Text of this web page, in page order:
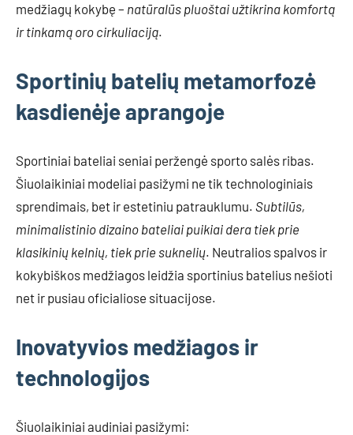
medžiagų kokybę – natūralūs pluoštai užtikrina komfortą
ir tinkamą oro cirkuliaciją.
Sportinių batelių metamorfozė
kasdienėje aprangoje
Sportiniai bateliai seniai peržengė sporto salės ribas.
Šiuolaikiniai modeliai pasižymi ne tik technologiniais
sprendimais, bet ir estetiniu patrauklumu. Subtilūs,
minimalistinio dizaino bateliai puikiai dera tiek prie
klasikinių kelnių, tiek prie suknelių. Neutralios spalvos ir
kokybiškos medžiagos leidžia sportinius batelius nešioti
net ir pusiau oficialiose situacijose.
Inovatyvios medžiagos ir
technologijos
Šiuolaikiniai audiniai pasižymi: